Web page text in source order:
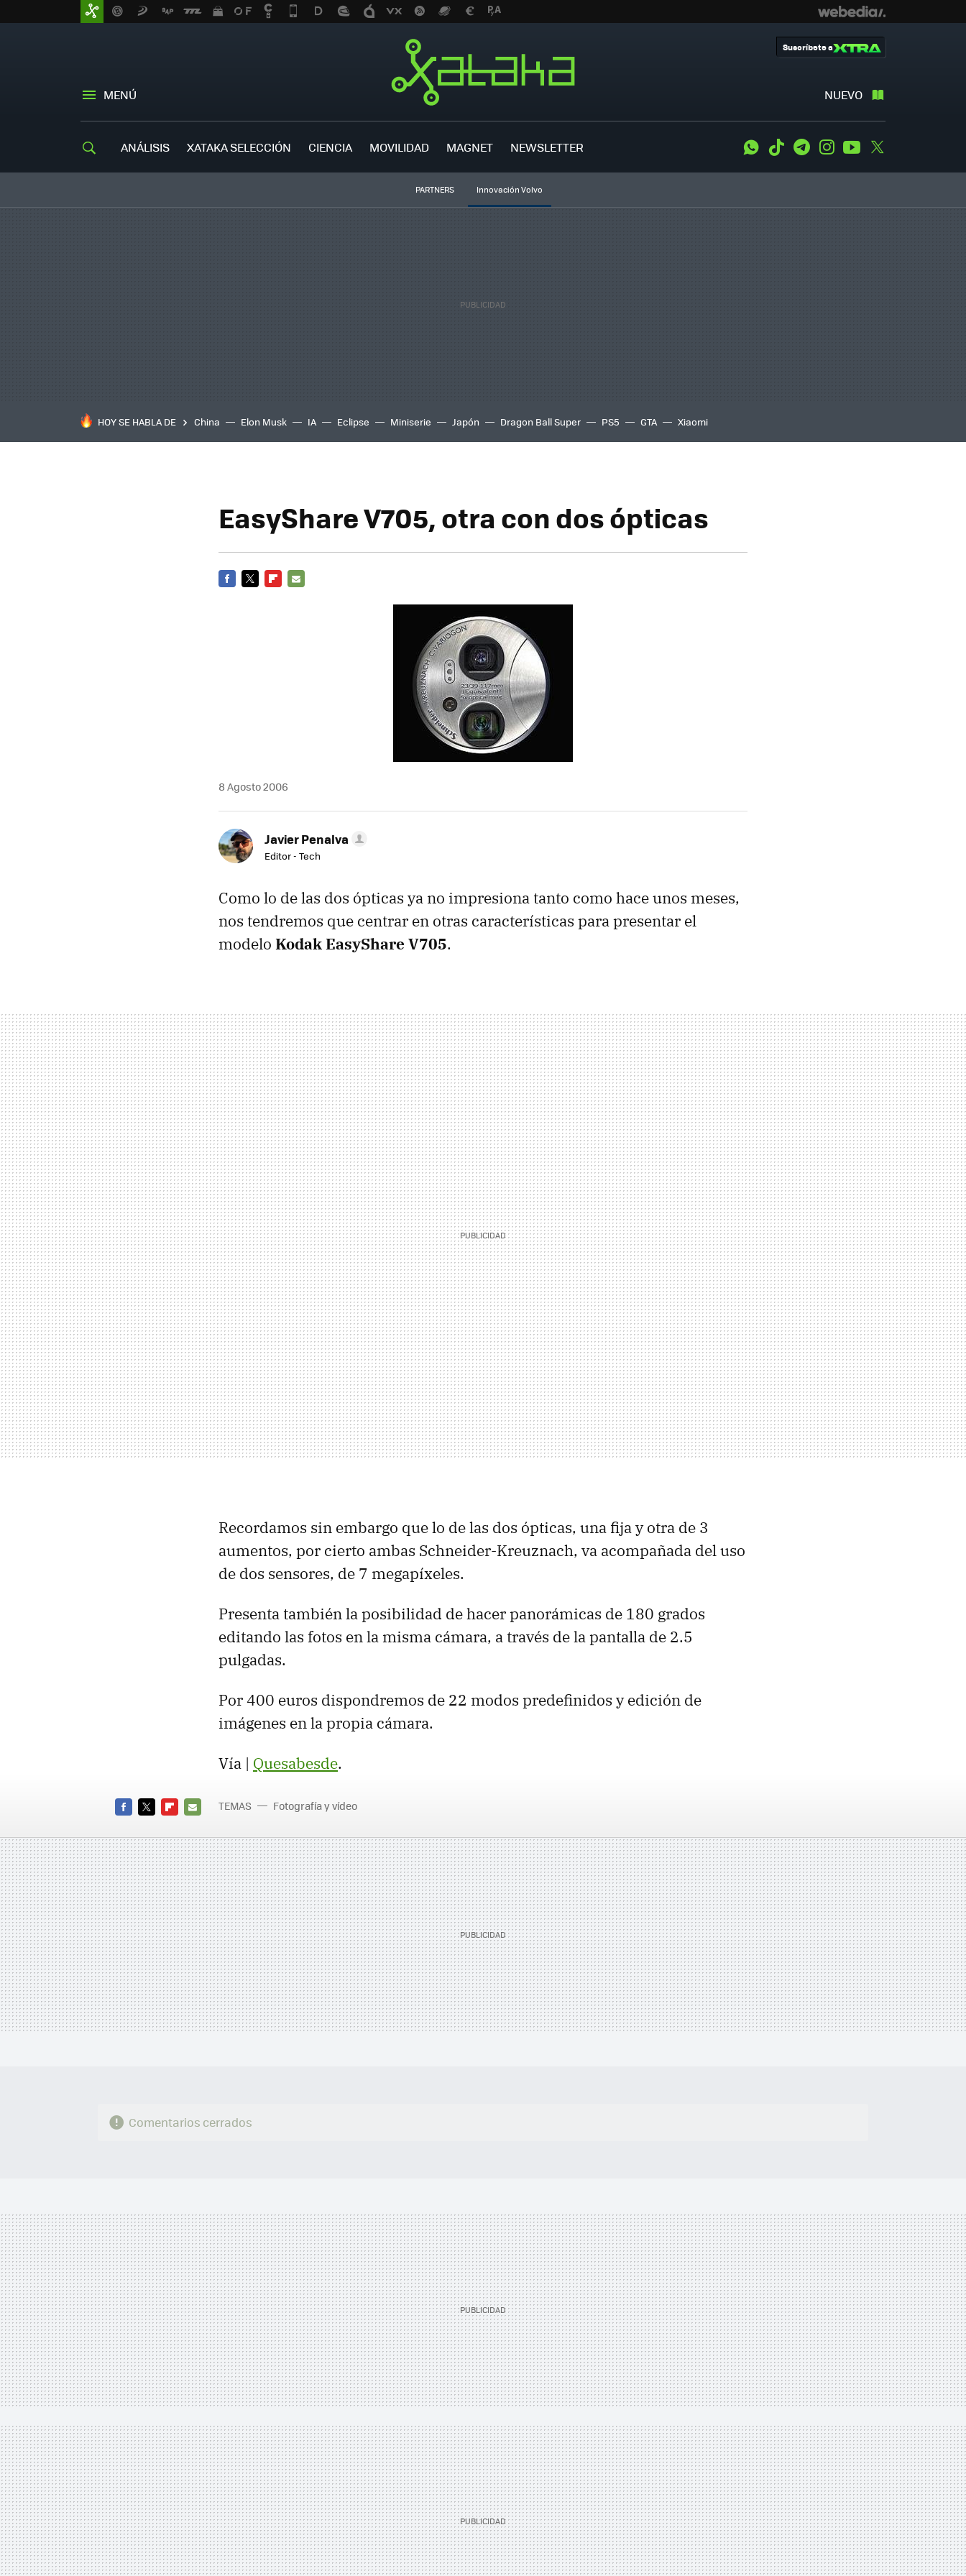
MENÚ NUEVO
Suscríbete a
ANÁLISIS XATAKA SELECCIÓN CIENCIA MOVILIDAD MAGNET NEWSLETTER WhatsApp
Tiktok TelegramInstagramYoutube
PARTNERS Innovación Volvo
HOY SE HABLA DE China Elon Musk IA Eclipse Miniserie Japón Dragon Ball Super PS5 GTA Xiaomi
EasyShare V705, otra con dos ópticas
8 Agosto 2006
Javier Penalva
Editor - Tech
Como lo de las dos ópticas ya no impresiona tanto como hace unos meses,
nos tendremos que centrar en otras características para presentar el
modelo Kodak EasyShare V705.
Recordamos sin embargo que lo de las dos ópticas, una fija y otra de 3
aumentos, por cierto ambas Schneider-Kreuznach, va acompañada del uso
de dos sensores, de 7 megapíxeles.
Presenta también la posibilidad de hacer panorámicas de 180 grados
editando las fotos en la misma cámara, a través de la pantalla de 2.5
pulgadas.
Por 400 euros dispondremos de 22 modos predefinidos y edición de
imágenes en la propia cámara.
Vía | Quesabesde.
MAIL
TEMAS Fotografía y vídeo
Comentarios cerrados